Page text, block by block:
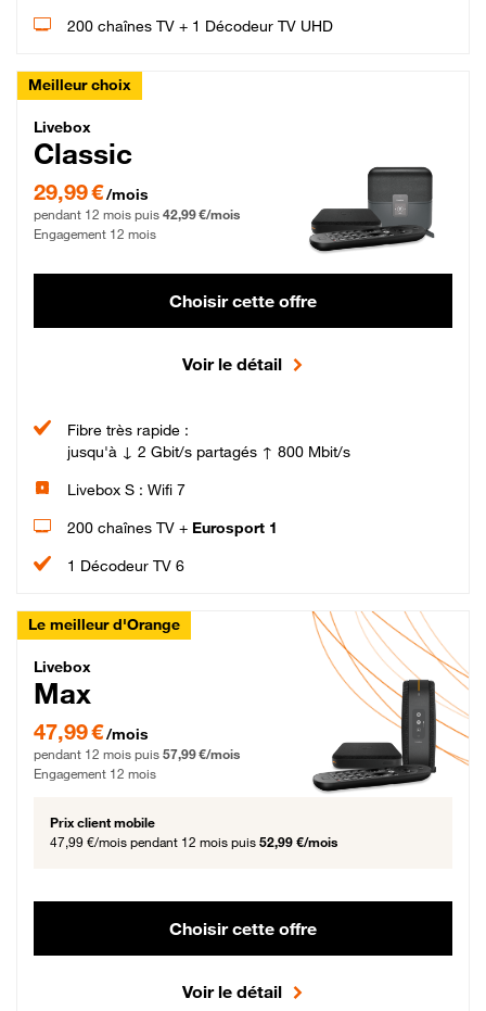
200 chaînes TV + 1 Décodeur TV UHD
Meilleur choix
Livebox Classic Fibre
Livebox
Classic
29,99 € par mois pendant 12 mois puis 42,99 € par mois, Engagement 12 mois
29,99 €/mois
pendant 12 mois puis 42,99 €/mois
Engagement 12 mois
Choisir cette offre
Voir le détail
Fibre très rapide :
jusqu'à ↓ 2 Gbit/s partagés ↑ 800 Mbit/s
Livebox S : Wifi 7
200 chaînes TV + Eurosport 1
1 Décodeur TV 6
Le meilleur d'Orange
Livebox Max Fibre
Livebox
Max
47,99 € par mois pendant 12 mois puis 57,99 € par mois, Engagement 12 mois
47,99 €/mois
pendant 12 mois puis 57,99 €/mois
Engagement 12 mois
Prix client mobile
47,99 €/mois pendant 12 mois puis 52,99 €/mois
Choisir cette offre
Voir le détail